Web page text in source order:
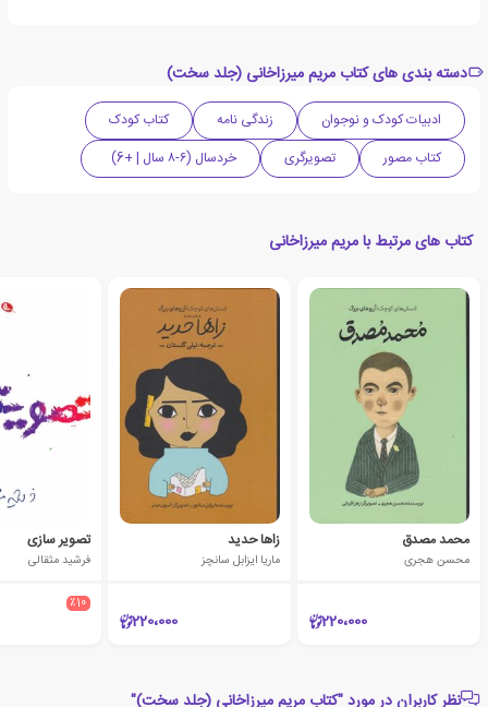
دسته بندی های کتاب مریم میرزاخانی (جلد سخت)
ادبیات کودک و نوجوان زندگی نامه
کتاب کودک
کتاب مصور
تصویرگری خردسال (۶-۸ سال | +6)
کتاب های مرتبط با مریم میرزاخانی
محمد مصدق
محسن هجری
220،000
زاها حدید
ماریا ایزابل سانچز
220،000
تصویر سازی
فرشید مثقالی
٪10
نظر کاربران در مورد "کتاب مریم میرزاخانی (جلد سخت)"